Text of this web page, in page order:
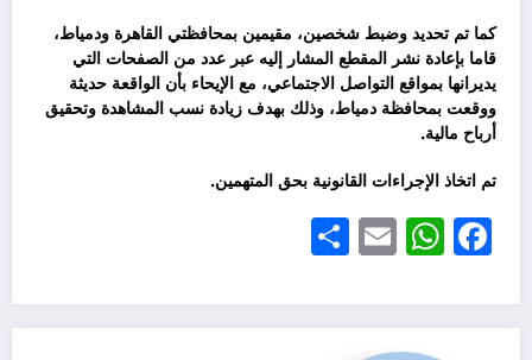
كما تم تحديد وضبط شخصين، مقيمين بمحافظتي القاهرة ودمياط،
قاما بإعادة نشر المقطع المشار إليه عبر عدد من الصفحات التي
يديرانها بمواقع التواصل الاجتماعي، مع الإيحاء بأن الواقعة حديثة
ووقعت بمحافظة دمياط، وذلك بهدف زيادة نسب المشاهدة وتحقيق
أرباح مالية.
تم اتخاذ الإجراءات القانونية بحق المتهمين.
Facebook
WhatsApp
Email